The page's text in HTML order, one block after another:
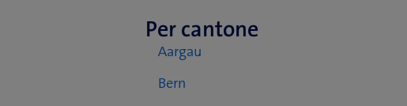
Per cantone
Aargau
Bern